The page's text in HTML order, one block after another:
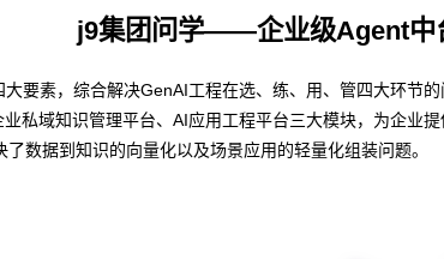
j9集团问学——企业级Agent中
要素，综合解决GenAI工程在选、练、用、管四大环节
私域知识管理平台、AI应用工程平台三大模块，为企业
数据到知识的向量化以及场景应用的轻量化组装问题。